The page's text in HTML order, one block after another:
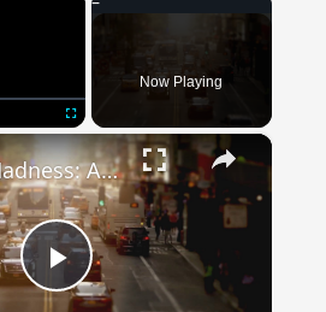
Now Playing
×
Play
Metro Madness: Analyzing the Challenges and Advancements in Urban Rail Systems